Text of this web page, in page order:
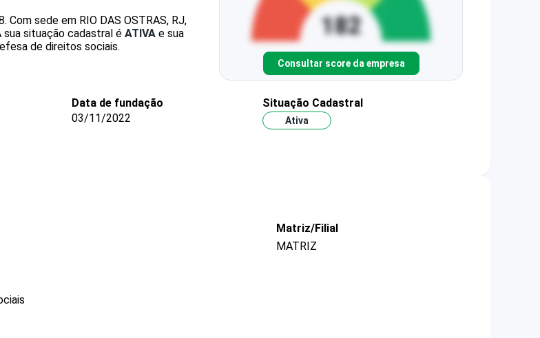
. Com sede em RIO DAS OSTRAS, RJ,
sua situação cadastral é ATIVA e sua
de direitos sociais.
Consultar score da empresa
Data de fundação
03/11/2022
Situação Cadastral
Ativa
Matriz/Filial
MATRIZ